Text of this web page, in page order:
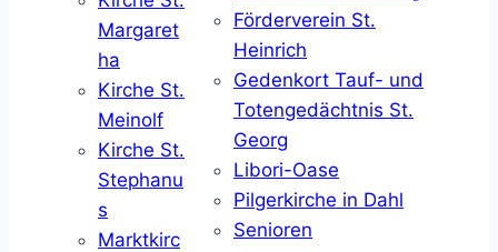
Margaret
ha
Kirche St.
Meinolf
Kirche St.
Stephanu
s
Marktkirc
Förderverein St.
Heinrich
Gedenkort Tauf- und
Totengedächtnis St.
Georg
Libori-Oase
Pilgerkirche in Dahl
Senioren